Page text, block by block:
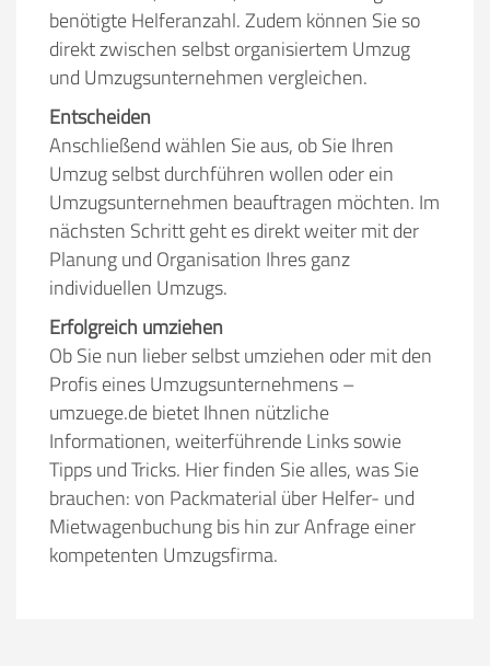
benötigte Helferanzahl. Zudem können Sie so
direkt zwischen selbst organisiertem Umzug
und Umzugsunternehmen vergleichen.
Entscheiden
Anschließend wählen Sie aus, ob Sie Ihren
Umzug selbst durchführen wollen oder ein
Umzugsunternehmen beauftragen möchten. Im
nächsten Schritt geht es direkt weiter mit der
Planung und Organisation Ihres ganz
individuellen Umzugs.
Erfolgreich umziehen
Ob Sie nun lieber selbst umziehen oder mit den
Profis eines Umzugsunternehmens –
umzuege.de bietet Ihnen nützliche
Informationen, weiterführende Links sowie
Tipps und Tricks. Hier finden Sie alles, was Sie
brauchen: von Packmaterial über Helfer- und
Mietwagenbuchung bis hin zur Anfrage einer
kompetenten Umzugsfirma.